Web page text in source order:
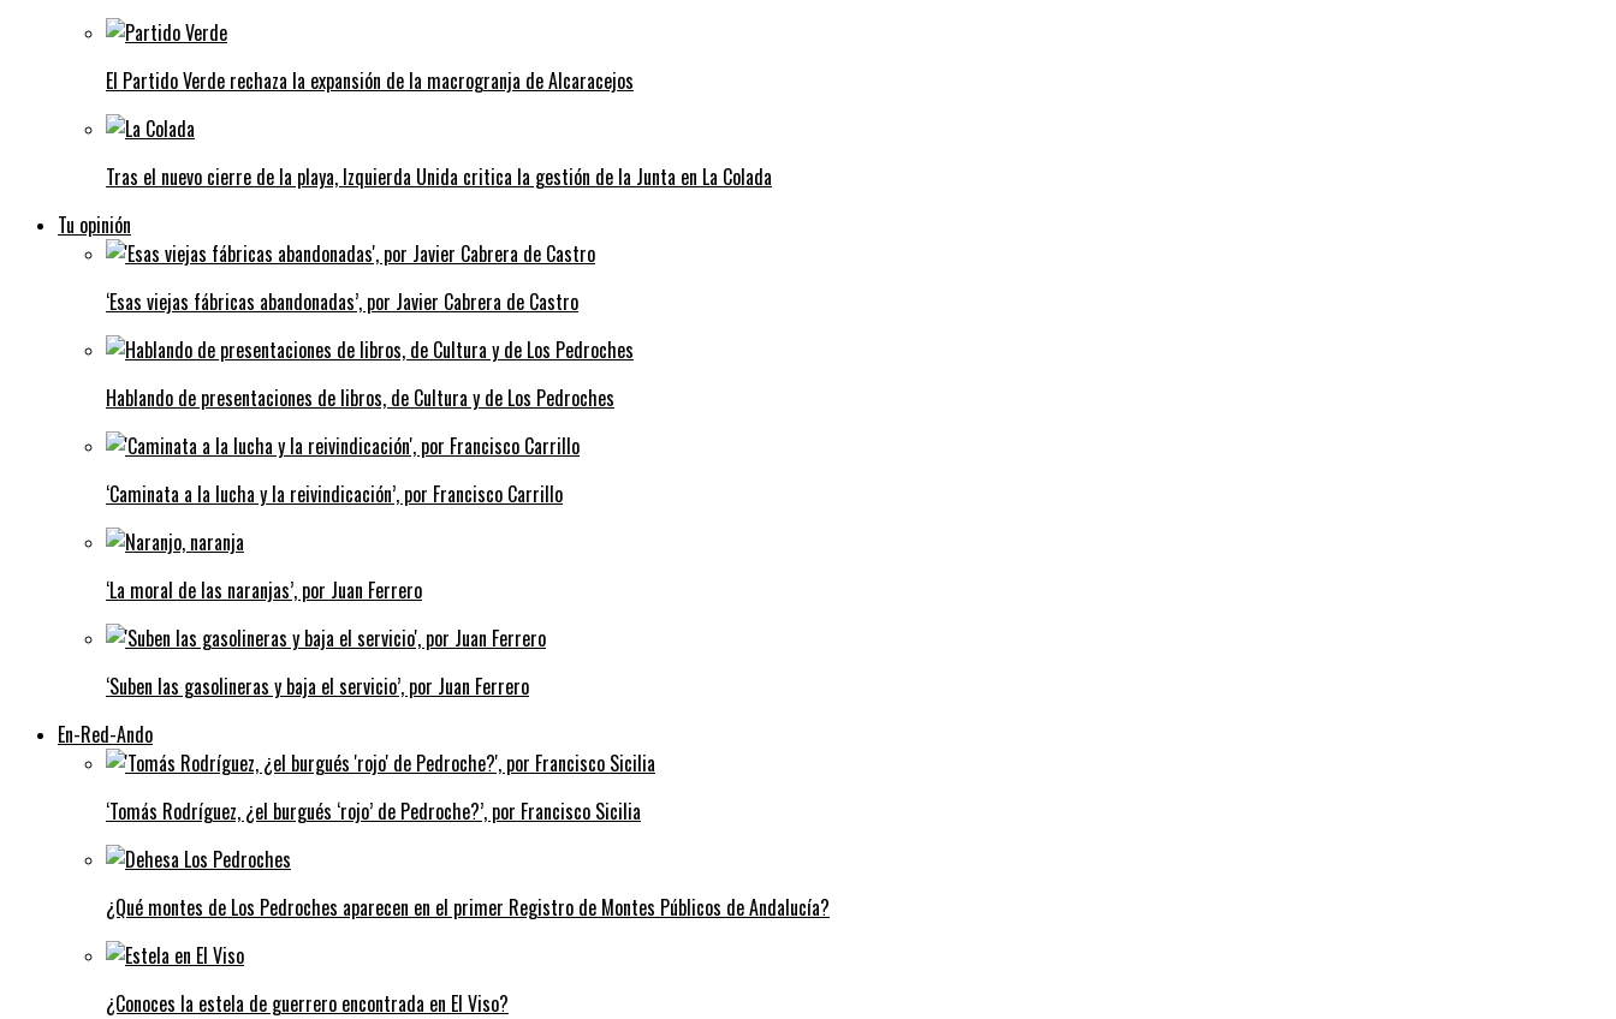
El Partido Verde rechaza la expansión de la macrogranja de Alcaracejos
Tras el nuevo cierre de la playa, Izquierda Unida critica la gestión de la Junta en La Colada
Tu opinión
‘Esas viejas fábricas abandonadas’, por Javier Cabrera de Castro
Hablando de presentaciones de libros, de Cultura y de Los Pedroches
‘Caminata a la lucha y la reivindicación’, por Francisco Carrillo
‘La moral de las naranjas’, por Juan Ferrero
‘Suben las gasolineras y baja el servicio’, por Juan Ferrero
En-Red-Ando
‘Tomás Rodríguez, ¿el burgués ‘rojo’ de Pedroche?’, por Francisco Sicilia
¿Qué montes de Los Pedroches aparecen en el primer Registro de Montes Públicos de Andalucía?
¿Conoces la estela de guerrero encontrada en El Viso?